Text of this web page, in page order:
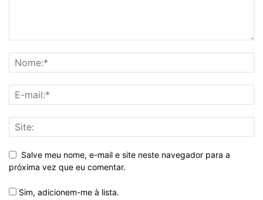
Salve meu nome, e-mail e site neste navegador para a
próxima vez que eu comentar.
Sim, adicionem-me à lista.